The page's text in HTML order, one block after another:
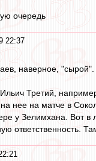
очередь
22:37
наверное,
Третий,
нее на матче в
у Зелимхана. Вот в
ответственность.